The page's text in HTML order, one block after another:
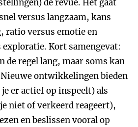
de revue. Het gaat
versus langzaam, kans
ratio versus emotie en
Kort samengevat:
de regel lang, maar soms kan
Nieuwe ontwikkelingen bieden
er actief op inspeelt) als
niet of verkeerd reageert),
en beslissen vooral op